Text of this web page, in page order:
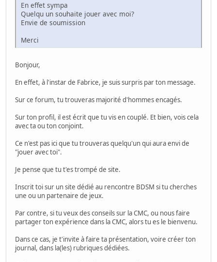
En effet sympa
Quelqu un souhaite jouer avec moi?
Envie de soumission
Merci
Bonjour,
En effet, à l'instar de Fabrice, je suis surpris par ton message.
Sur ce forum, tu trouveras majorité d'hommes encagés.
Sur ton profil, il est écrit que tu vis en couplé. Et bien, vois cela
avec ta ou ton conjoint.
Ce n'est pas ici que tu trouveras quelqu'un qui aura envi de
"jouer avec toi".
Je pense que tu t'es trompé de site.
Inscrit toi sur un site dédié au rencontre BDSM si tu cherches
une ou un partenaire de jeux.
Par contre, si tu veux des conseils sur la CMC, ou nous faire
partager ton expérience dans la CMC, alors tu es le bienvenu.
Dans ce cas, je t'invite à faire ta présentation, voire créer ton
journal, dans la(les) rubriques dédiées.